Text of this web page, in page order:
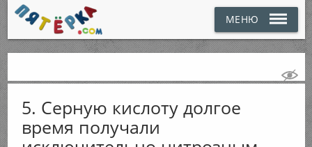
МЕНЮ
5. Серную кислоту долгое
время получали